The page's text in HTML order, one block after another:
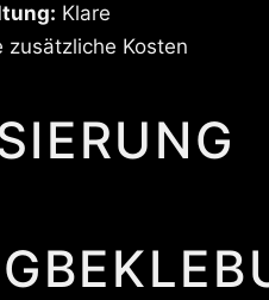
Klare
zusätzliche Kosten